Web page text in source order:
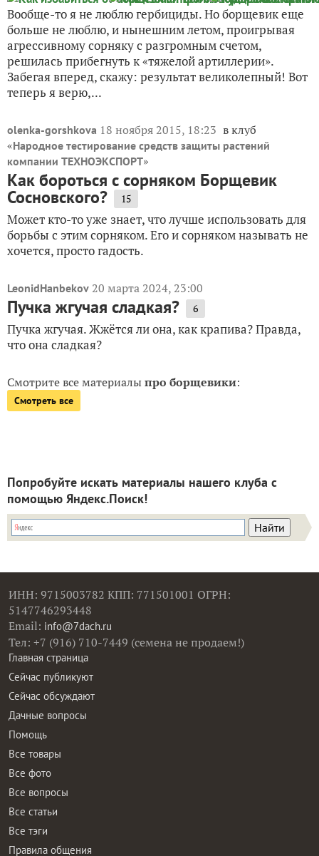
Вообще-то я не люблю гербициды. Но борщевик еще
больше не люблю, и нынешним летом, проигрывая
агрессивному сорняку с разгромным счетом,
решилась прибегнуть к «тяжелой артиллерии».
Забегая вперед, скажу: результат великолепный! Вот
теперь я верю,...
olenka-gorshkova 18 ноября 2015, 18:23 в клуб
«Народное тестирование средств защиты растений
компании ТЕХНОЭКСПОРТ»
Как бороться с сорняком Борщевик
Сосновского? 15
Может кто-то уже знает, что лучше использовать для
борьбы с этим сорняком. Его и сорняком называть не
хочется, просто гадость.
LeonidHanbekov 20 марта 2024, 23:00
Пучка жгучая сладкая? 6
Пучка жгучая. Жжётся ли она, как крапива? Правда,
что она сладкая?
Смотрите все материалыпро борщевики:
Смотреть все
Попробуйте искать материалы нашего клуба с
помощью Яндекс.Поиск!
ИНН: 9715003782 КПП: 771501001 ОГРН:
5147746293448
Email: info@7dach.ru
Тел: +7 (916) 710-7449 (семена не продаем!)
Главная страница
Сейчас публикуют
Сейчас обсуждают
Дачные вопросы
Помощь
Все товары
Все фото
Все вопросы
Все статьи
Все тэги
Правила общения